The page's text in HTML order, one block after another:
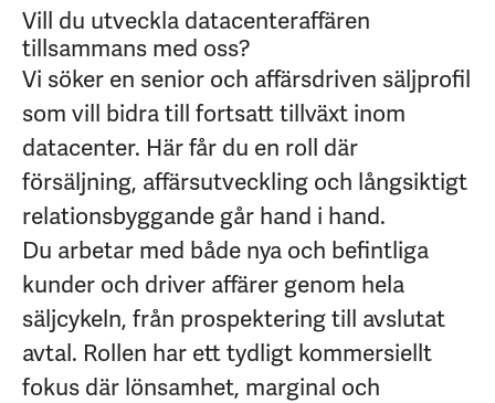
Vill du utveckla datacenteraffären
tillsammans med oss?
Vi söker en senior och affärsdriven säljprofil
som vill bidra till fortsatt tillväxt inom
datacenter. Här får du en roll där
försäljning, affärsutveckling och långsiktigt
relationsbyggande går hand i hand.
Du arbetar med både nya och befintliga
kunder och driver affärer genom hela
säljcykeln, från prospektering till avslutat
avtal. Rollen har ett tydligt kommersiellt
fokus där lönsamhet, marginal och